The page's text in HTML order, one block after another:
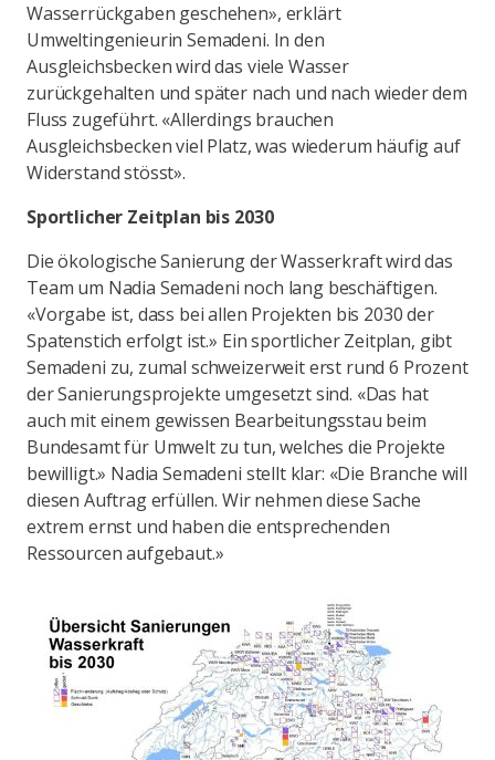
Wasserrückgaben geschehen», erklärt
Umweltingenieurin Semadeni. In den
Ausgleichsbecken wird das viele Wasser
zurückgehalten und später nach und nach wieder dem
Fluss zugeführt. «Allerdings brauchen
Ausgleichsbecken viel Platz, was wiederum häufig auf
Widerstand stösst».
Sportlicher Zeitplan bis 2030
Die ökologische Sanierung der Wasserkraft wird das
Team um Nadia Semadeni noch lang beschäftigen.
«Vorgabe ist, dass bei allen Projekten bis 2030 der
Spatenstich erfolgt ist.» Ein sportlicher Zeitplan, gibt
Semadeni zu, zumal schweizerweit erst rund 6 Prozent
der Sanierungsprojekte umgesetzt sind. «Das hat
auch mit einem gewissen Bearbeitungsstau beim
Bundesamt für Umwelt zu tun, welches die Projekte
bewilligt.» Nadia Semadeni stellt klar: «Die Branche will
diesen Auftrag erfüllen. Wir nehmen diese Sache
extrem ernst und haben die entsprechenden
Ressourcen aufgebaut.»